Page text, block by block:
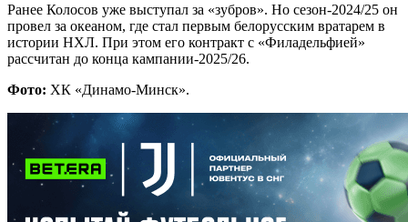
Ранее Колосов уже выступал за «зубров». Но сезон-2024/25 он
провел за океаном, где стал первым белорусским вратарем в
истории НХЛ. При этом его контракт с «Филадельфией»
рассчитан до конца кампании-2025/26.
Фото: ХК «Динамо-Минск».